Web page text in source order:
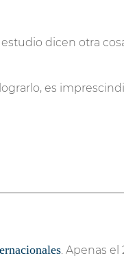
dicen otra
es
. Apenas el